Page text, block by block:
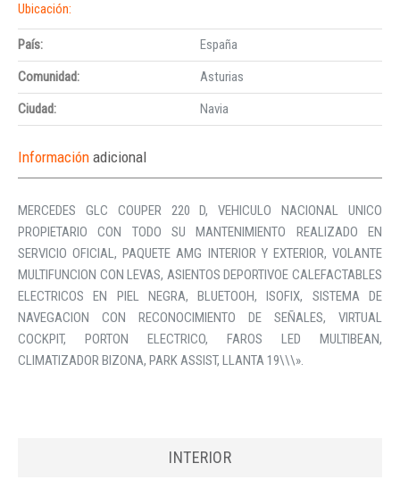
Ubicación:
País:
España
Comunidad:
Asturias
Ciudad:
Navia
Información adicional
MERCEDES GLC COUPER 220 D, VEHICULO NACIONAL UNICO
PROPIETARIO CON TODO SU MANTENIMIENTO REALIZADO EN
SERVICIO OFICIAL, PAQUETE AMG INTERIOR Y EXTERIOR, VOLANTE
MULTIFUNCION CON LEVAS, ASIENTOS DEPORTIVOE CALEFACTABLES
ELECTRICOS EN PIEL NEGRA, BLUETOOH, ISOFIX, SISTEMA DE
NAVEGACION CON RECONOCIMIENTO DE SEÑALES, VIRTUAL
COCKPIT, PORTON ELECTRICO, FAROS LED MULTIBEAN,
CLIMATIZADOR BIZONA, PARK ASSIST, LLANTA 19\\\».
INTERIOR